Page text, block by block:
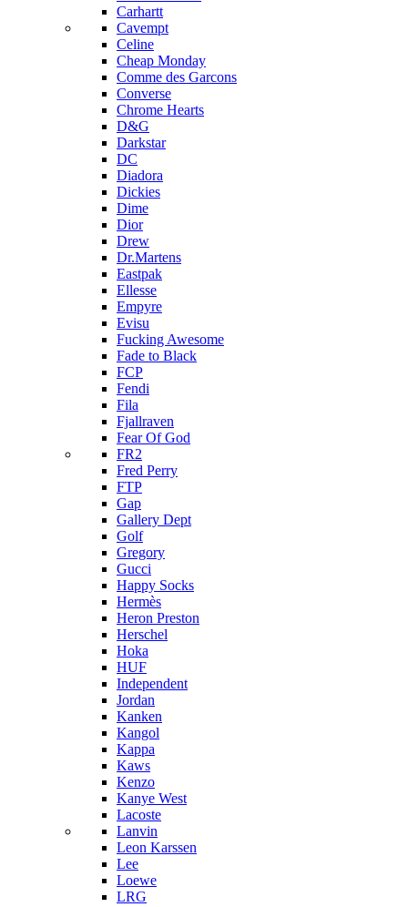
Carhartt
Cavempt
Celine
Cheap Monday
Comme des Garcons
Converse
Chrome Hearts
D&G
Darkstar
DC
Diadora
Dickies
Dime
Dior
Drew
Dr.Martens
Eastpak
Ellesse
Empyre
Evisu
Fucking Awesome
Fade to Black
FCP
Fendi
Fila
Fjallraven
Fear Of God
FR2
Fred Perry
FTP
Gap
Gallery Dept
Golf
Gregory
Gucci
Happy Socks
Hermès
Heron Preston
Hersсhel
Hoka
HUF
Independent
Jordan
Kanken
Kangol
Kappa
Kaws
Kenzo
Kanye West
Lacoste
Lanvin
Leon Karssen
Lee
Loewe
LRG